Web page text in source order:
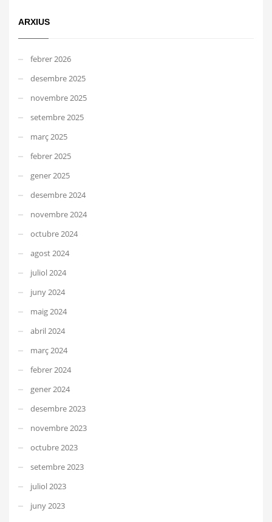
ARXIUS
febrer 2026
desembre 2025
novembre 2025
setembre 2025
març 2025
febrer 2025
gener 2025
desembre 2024
novembre 2024
octubre 2024
agost 2024
juliol 2024
juny 2024
maig 2024
abril 2024
març 2024
febrer 2024
gener 2024
desembre 2023
novembre 2023
octubre 2023
setembre 2023
juliol 2023
juny 2023